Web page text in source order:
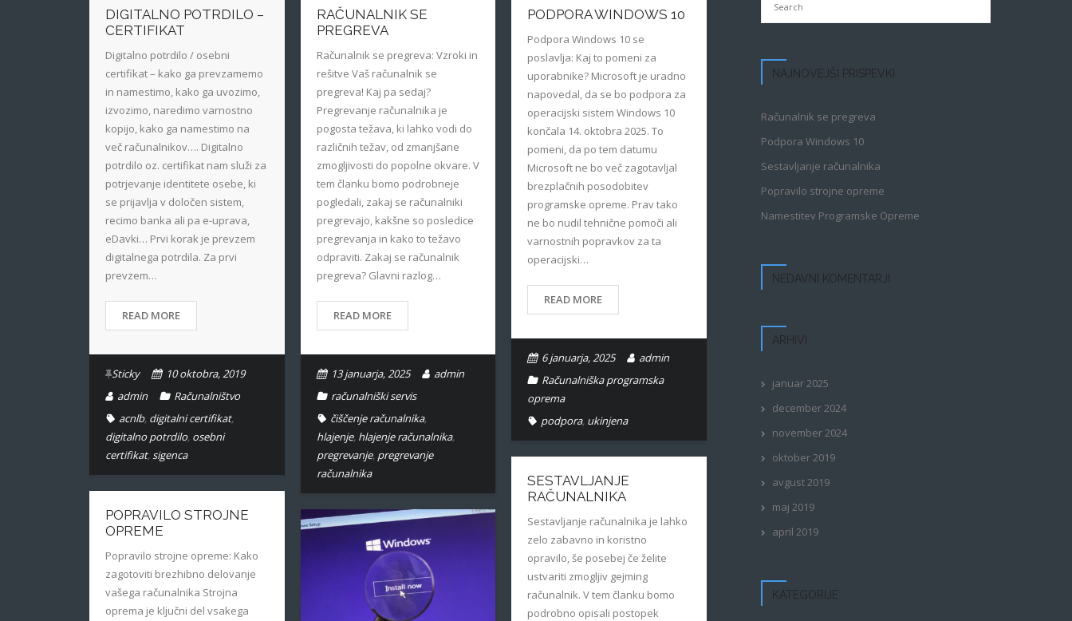
DIGITALNO POTRDILO –
CERTIFIKAT
Digitalno potrdilo / osebni
certifikat – kako ga prevzamemo
in namestimo, kako ga uvozimo,
izvozimo, naredimo varnostno
kopijo, kako ga namestimo na
več računalnikov…. Digitalno
potrdilo oz. certifikat nam služi za
potrjevanje identitete osebe, ki
se prijavlja v določen sistem,
recimo banka ali pa e-uprava,
eDavki… Prvi korak je prevzem
digitalnega potrdila. Za prvi
prevzem…
READ MORE
Sticky
10 oktobra, 2019
admin
Računalništvo
acnlb, digitalni certifikat,
digitalno potrdilo, osebni
certifikat,sigenca
RAČUNALNIK SE
PREGREVA
Računalnik se pregreva: Vzroki in
rešitve Vaš računalnik se
pregreva! Kaj pa sedaj?
Pregrevanje računalnika je
pogosta težava, ki lahko vodi do
različnih težav, od zmanjšane
zmogljivosti do popolne okvare. V
tem članku bomo podrobneje
pogledali, zakaj se računalniki
pregrevajo, kakšne so posledice
pregrevanja in kako to težavo
odpraviti. Zakaj se računalnik
pregreva? Glavni razlog…
READ MORE
13 januarja, 2025
admin
računalniški servis
čiščenje računalnika,
hlajenje, hlajenje računalnika,
pregrevanje, pregrevanje
računalnika
PODPORA WINDOWS 10
Podpora Windows 10 se
poslavlja: Kaj to pomeni za
uporabnike? Microsoft je uradno
napovedal, da se bo podpora za
operacijski sistem Windows 10
končala 14. oktobra 2025. To
pomeni, da po tem datumu
Microsoft ne bo več zagotavljal
brezplačnih posodobitev
programske opreme. Prav tako
ne bo nudil tehnične pomoči ali
varnostnih popravkov za ta
operacijski…
READ MORE
6 januarja, 2025
admin
Računalniška programska
oprema
podpora, ukinjena
SESTAVLJANJE
RAČUNALNIKA
Sestavljanje računalnika je lahko
zelo zabavno in koristno
opravilo, še posebej če želite
ustvariti zmogljiv gejming
računalnik. V tem članku bomo
podrobno opisali postopek
POPRAVILO STROJNE
OPREME
Popravilo strojne opreme: Kako
zagotoviti brezhibno delovanje
vašega računalnika Strojna
oprema je ključni del vsakega
NAJNOVEJŠI PRISPEVKI
Računalnik se pregreva
Podpora Windows 10
Sestavljanje računalnika
Popravilo strojne opreme
Namestitev Programske Opreme
NEDAVNI KOMENTARJI
ARHIVI
januar 2025
december 2024
november 2024
oktober 2019
avgust 2019
maj 2019
april 2019
KATEGORIJE